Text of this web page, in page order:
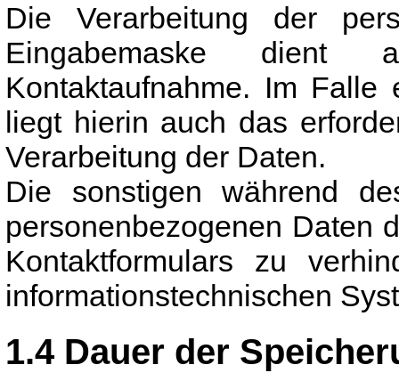
Die Verarbeitung der
Eingabemaske dient
Kontaktaufnahme. Im Falle
liegt hierin auch das
Verarbeitung der Daten.
Die sonstigen während
personenbezogenen Daten
Kontaktformulars zu
informationstechnischen
1.4 Dauer der